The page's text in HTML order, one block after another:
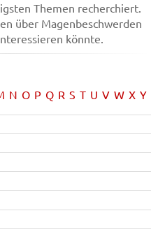
Themen recherchiert.
über Magenbeschwerden
könnte.
N O P Q R S T U V W X Y